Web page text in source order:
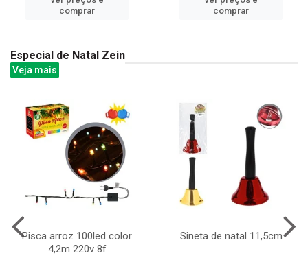
comprar
comprar
Especial de Natal Zein
Veja mais
Pisca arroz 100led color
4,2m 220v 8f
Sineta de natal 11,5cm